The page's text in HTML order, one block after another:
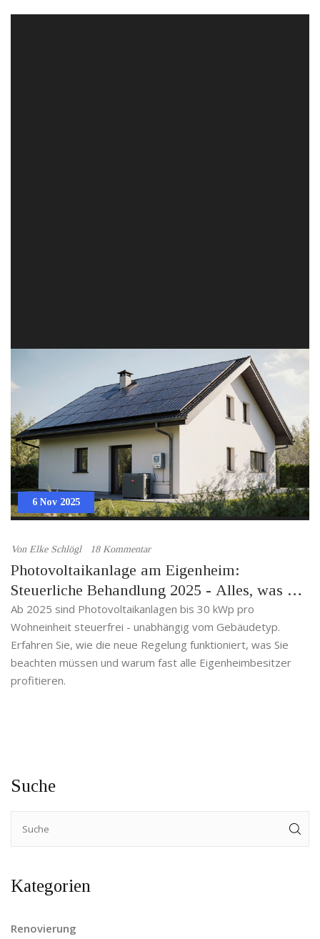
6 Nov 2025
Von Elke Schlögl 18 Kommentar
Photovoltaikanlage am Eigenheim:
Steuerliche Behandlung 2025 - Alles, was Sie
wissen müssen
Ab 2025 sind Photovoltaikanlagen bis 30 kWp pro
Wohneinheit steuerfrei - unabhängig vom Gebäudetyp.
Erfahren Sie, wie die neue Regelung funktioniert, was Sie
beachten müssen und warum fast alle Eigenheimbesitzer
profitieren.
Suche
Kategorien
Renovierung